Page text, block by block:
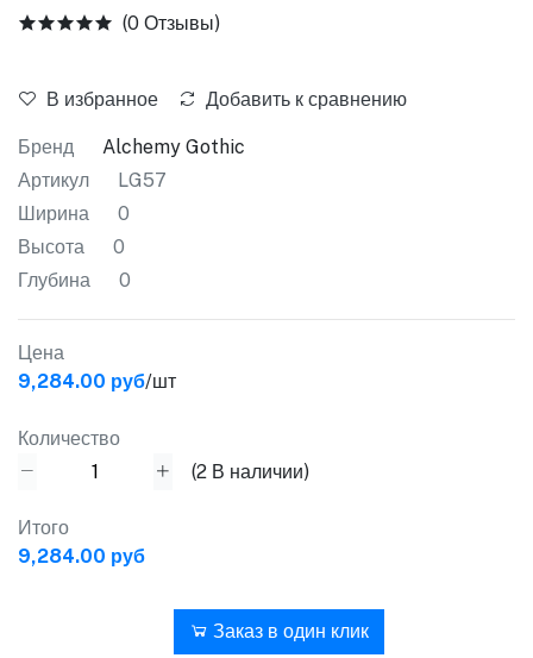
(0 Отзывы)
В избранное Добавить к сравнению
Бренд
Alchemy Gothic
Артикул
LG57
Ширина
0
Высота
0
Глубина
0
Цена
9,284.00 руб/шт
Количество
(2 В наличии)
Итого
9,284.00 руб
Заказ в один клик